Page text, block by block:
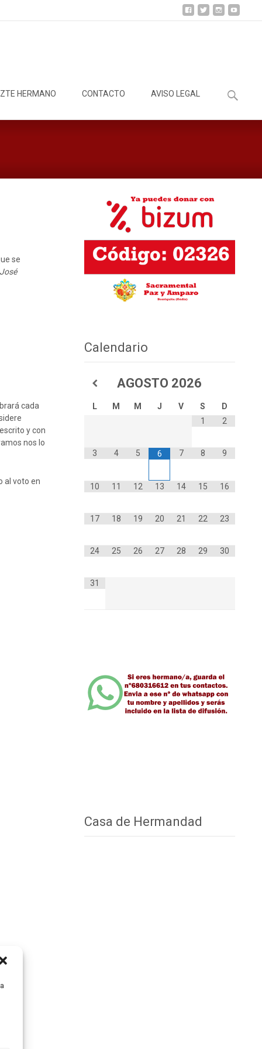
HERMANO CONTACTO AVISO LEGAL Buscar:
se
cada
y con
nos lo
al voto en
Calendario
AGOSTO 2026
L M M J V S
D
1
2
3 4 5 6 7 8 9
10 11 12 13 14 15 16
17 18 19 20 21 22 23
24 25 26 27 28 29 30
31
Casa de Hermandad